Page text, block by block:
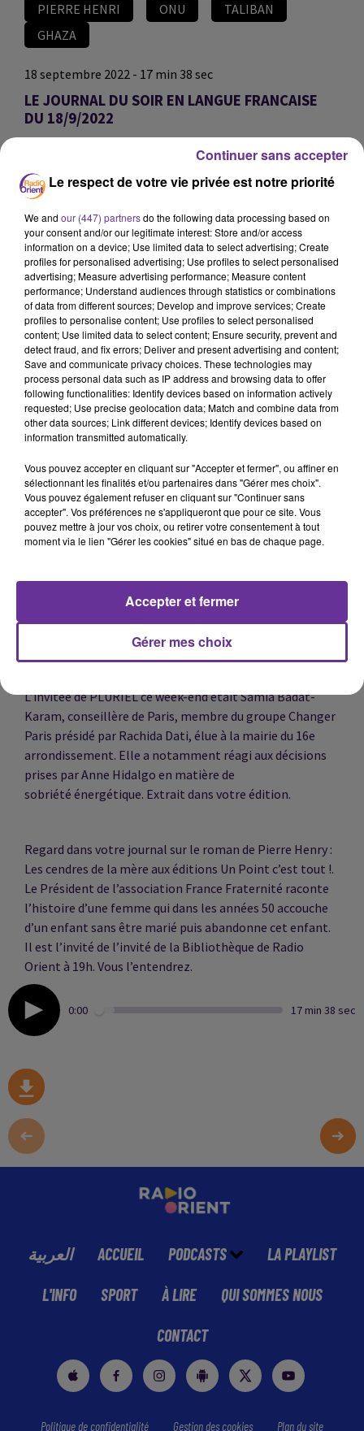
PIERRE HENRI
ONU
TALIBAN
GHAZA
18 septembre 2022 - 17 min 38 sec
LE JOURNAL DU SOIR EN LANGUE FRANCAISE
DU 18/9/2022
EDITION DU JOURNAL DU SOIR EN LANGUE FRANCAISE
DU 18/9/2022
LES MASSACRES DE SABRA ET CHATILA IL Y A 40
ANS. CELA A DURÉ 3 JOURS, DU 16 AU 18
SEPTEMBRE 1982. 40 ANS PLUS TARD,
TOUJOURS AUCUNE CONDAMNATION POUR CE
MASSACRE DE RÉFUGIÉS PALESTINIENS. NOTRE
INVITÉE SERA LA JOURNALISTE ET
ENSEIGNANTE MAYA KHADRA.
LES NATIONS UNIES APPELLENT LES AUTORITÉS
TALIBANES À PRENDRE DES "MESURES
URGENTES" POUR ROUVRIR LES ÉCOLES
SECONDAIRES AUX FILLES EN AFGHANISTAN.
CETTE DÉCOUVERTE DANS LA BANDE DE GAZA.
DES MOSAÏQUES DATANT DU VE AU VIIE SIÈCLE
ONT ÉTÉ DÉVOILÉES DANS UN VERGER DU
Les funérailles demain de la reine Elizabeth II. Un
événement d'une ampleur inédite en Grande-Bretagne.
L’invitée de PLURIEL ce week-end était Samia Badat-
Karam, conseillère de Paris, membre du groupe Changer
Paris présidé par Rachida Dati, élue à la mairie du 16e
arrondissement. Elle a notamment réagi aux décisions
prises par Anne Hidalgo en matière de
sobriété énergétique. Extrait dans votre édition.
Regard dans votre journal sur le roman de Pierre Henry :
Les cendres de la mère aux éditions Un Point c’est tout !.
Le Président de l’association France Fraternité raconte
l’histoire d’une femme qui dans les années 50 accouche
d’un enfant sans être marié puis abandonne cet enfant.
Il est l’invité de l’invité de la Bibliothèque de Radio
Orient à 19h. Vous l’entendrez.
0:00 17 min 38 sec
العربية ACCUEIL PODCASTS LA PLAYLIST
L'INFO SPORT À LIRE QUI SOMMES NOUS
CONTACT
Politique de confidentialité Gestion des cookies Plan du site
Le respect de votre vie privée est notre priorité
We and our (447) partnersdo the following data processing based on
your consent and/or our legitimate interest: Store and/or access
information on a device; Use limited data to select advertising; Create
profiles for personalised advertising; Use profiles to select personalised
advertising; Measure advertising performance; Measure content
performance; Understand audiences through statistics or combinations
of data from different sources; Develop and improve services; Create
profiles to personalise content; Use profiles to select personalised
content; Use limited data to select content; Ensure security, prevent and
detect fraud, and fix errors; Deliver and present advertising and content;
Save and communicate privacy choices. These technologies may
process personal data such as IP address and browsing data to offer
following functionalities: Identify devices based on information actively
requested; Use precise geolocation data; Match and combine data from
other data sources; Link different devices; Identify devices based on
information transmitted automatically.
Vous pouvez accepter en cliquant sur "Accepter et fermer", ou affiner en
sélectionnant les finalités et/ou partenaires dans "Gérer mes choix".
Vous pouvez également refuser en cliquant sur "Continuer sans
accepter". Vos préférences ne s'appliqueront que pour ce site. Vous
pouvez mettre à jour vos choix, ou retirer votre consentement à tout
moment via le lien "Gérer les cookies" situé en bas de chaque page.
Gérer mes choix
Accepter et fermer
Continuer sans accepter